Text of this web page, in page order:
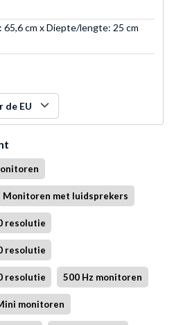
cm x Diepte/lengte: 25 cm
EU
Monitoren met luidsprekers
resolutie
resolutie
resolutie 500 Hz monitoren
monitoren